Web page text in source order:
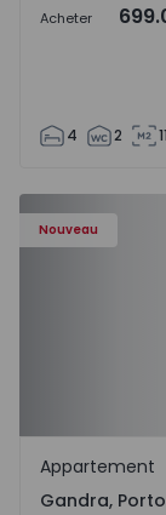
Acheter
4 2
Nouveau
Appartement T0
Gandra, Porto
Appartement
Gandra, Porto